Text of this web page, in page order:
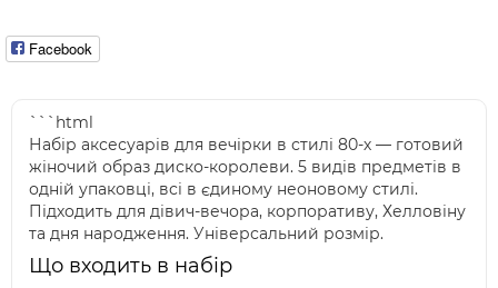
Facebook
```html
Набір аксесуарів для вечірки в стилі 80-х — готовий
жіночий образ диско-королеви. 5 видів предметів в
одній упаковці, всі в єдиному неоновому стилі.
Підходить для дівич-вечора, корпоративу, Хелловіну
та дня народження. Універсальний розмір.
Що входить в набір